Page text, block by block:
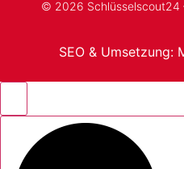
© 2026 Schlüsselscout24
SEO & Umsetzung: